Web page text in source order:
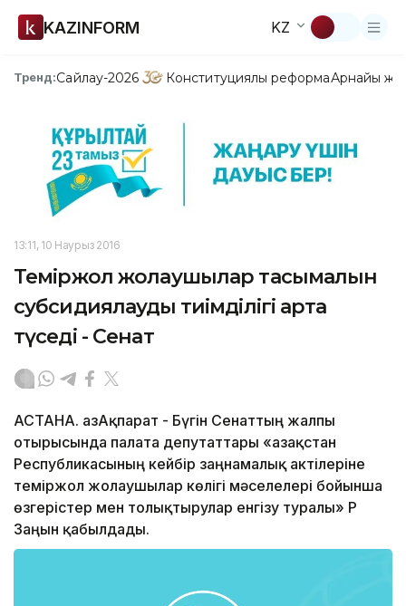
KAZINFORM KZ
Тренд:Сайлау-2026 Конституциялық реформаАрнайы
13:11, 10 Наурыз 2016
Теміржол жолаушылар тасымалын
субсидиялаудың тиімділігі арта
түседі - Сенат
АСТАНА. ҚазАқпарат - Бүгін Сенаттың жалпы
отырысында палата депутаттары «Қазақстан
Республикасының кейбір заңнамалық актілеріне
теміржол жолаушылар көлігі мәселелері бойынша
өзгерістер мен толықтырулар енгізу туралы» ҚР
Заңын қабылдады.